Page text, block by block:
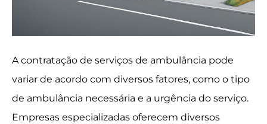
A contratação de serviços de ambulância pode
variar de acordo com diversos fatores, como o tipo
de ambulância necessária e a urgência do serviço.
Empresas especializadas oferecem diversos